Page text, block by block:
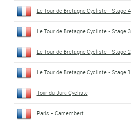
Le Tour de Bretagne Cycliste - Stage 4
Le Tour de Bretagne Cycliste - Stage 3
Le Tour de Bretagne Cycliste - Stage 2
Le Tour de Bretagne Cycliste - Stage 1
Tour du Jura Cycliste
Paris - Camembert